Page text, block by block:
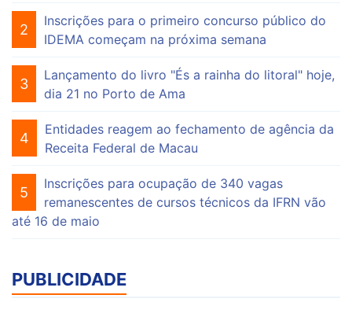
2
Inscrições para o primeiro concurso público do
IDEMA começam na próxima semana
3
Lançamento do livro "És a rainha do litoral" hoje,
dia 21 no Porto de Ama
4
Entidades reagem ao fechamento de agência da
Receita Federal de Macau
5
Inscrições para ocupação de 340 vagas
remanescentes de cursos técnicos da IFRN vão
até 16 de maio
PUBLICIDADE